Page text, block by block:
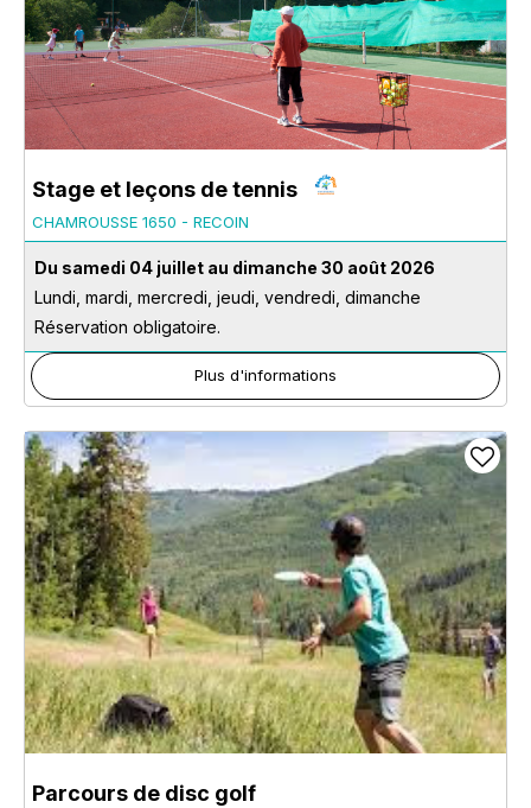
Stage et leçons de tennis
CHAMROUSSE 1650 - RECOIN
Du samedi 04 juillet au dimanche 30 août 2026
Lundi, mardi, mercredi, jeudi, vendredi, dimanche
Réservation obligatoire.
Plus d'informations
Parcours de disc golf